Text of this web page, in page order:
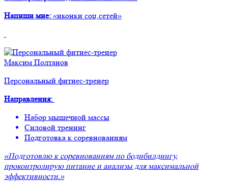
Напиши мне: «иконки соц.сетей»
Максим Полтанов
Персональный фитнес-тренер
Направления:
Набор мышечной массы
Силовой тренинг
Подготовка к соревнованиям
«Подготовлю к соревнованиям по бодибилдингу,
проконтролирую питание и анализы для максимальной
эффективности.»